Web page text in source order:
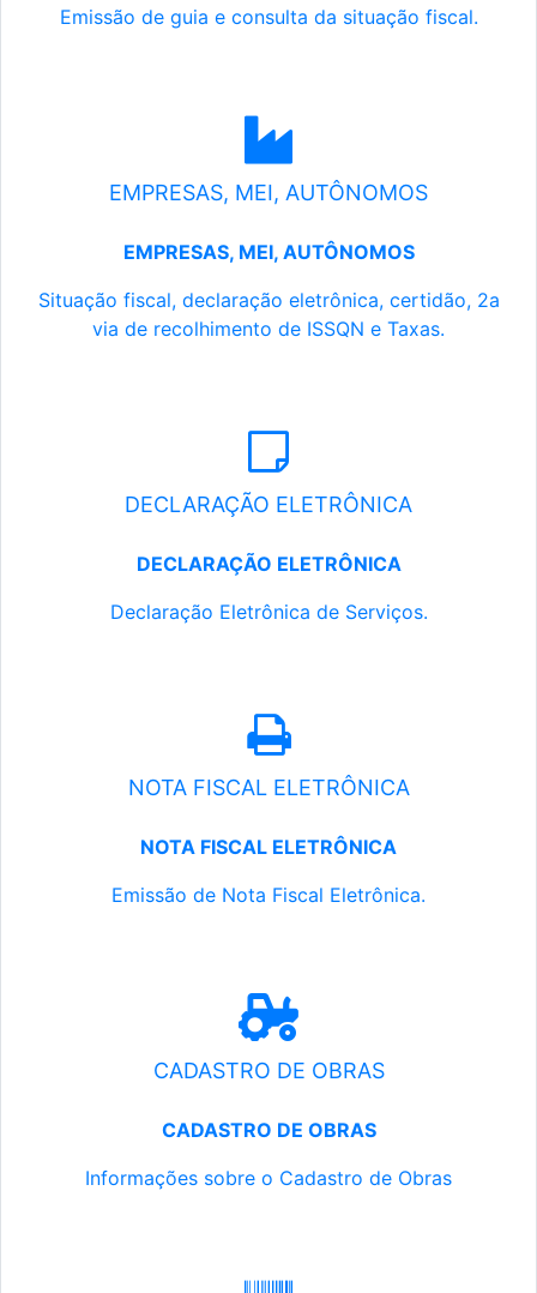
Emissão de guia e consulta da situação fiscal.
EMPRESAS, MEI, AUTÔNOMOS
EMPRESAS, MEI, AUTÔNOMOS
Situação fiscal, declaração eletrônica, certidão, 2a
via de recolhimento de ISSQN e Taxas.
DECLARAÇÃO ELETRÔNICA
DECLARAÇÃO ELETRÔNICA
Declaração Eletrônica de Serviços.
NOTA FISCAL ELETRÔNICA
NOTA FISCAL ELETRÔNICA
Emissão de Nota Fiscal Eletrônica.
CADASTRO DE OBRAS
CADASTRO DE OBRAS
Informações sobre o Cadastro de Obras